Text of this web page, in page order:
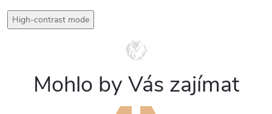
High-contrast mode
Mohlo by Vás zajímat